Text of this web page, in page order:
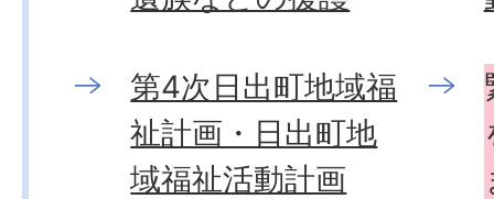
第4次日出町地域福
祉計画・日出町地
域福祉活動計画